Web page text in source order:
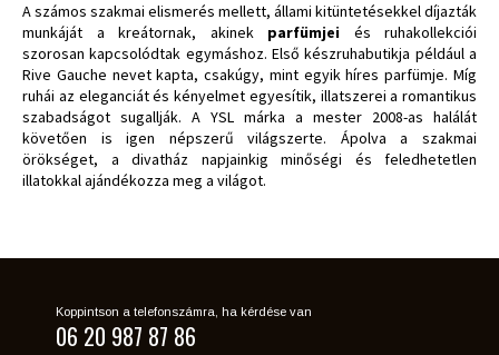
A számos szakmai elismerés mellett, állami kitüntetésekkel díjazták
munkáját a kreátornak, akinek parfümjei és ruhakollekciói
szorosan kapcsolódtak egymáshoz. Első készruhabutikja például a
Rive Gauche nevet kapta, csakúgy, mint egyik híres parfümje. Míg
ruhái az eleganciát és kényelmet egyesítik, illatszerei a romantikus
szabadságot sugallják. A YSL márka a mester 2008-as halálát
követően is igen népszerű világszerte. Ápolva a szakmai
örökséget, a divatház napjainkig minőségi és feledhetetlen
illatokkal ajándékozza meg a világot.
Koppintson a telefonszámra, ha kérdése van
06 20 987 87 86